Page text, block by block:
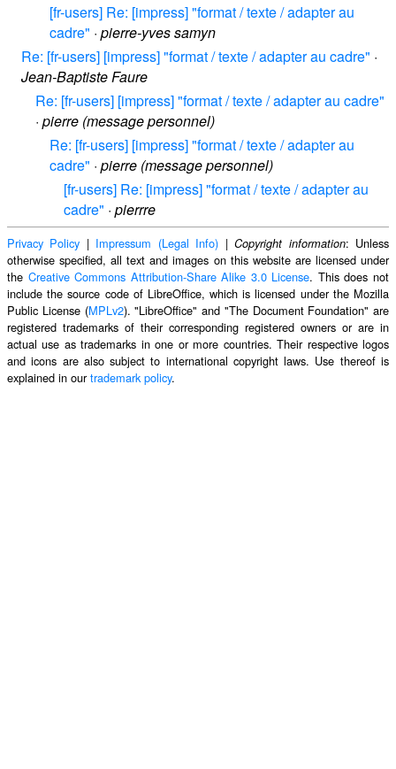
[fr-users] Re: [impress] "format / texte / adapter au
cadre" · pierre-yves samyn
Re: [fr-users] [impress] "format / texte / adapter au cadre" ·
Jean-Baptiste Faure
Re: [fr-users] [impress] "format / texte / adapter au cadre"
· pierre (message personnel)
Re: [fr-users] [impress] "format / texte / adapter au
cadre" · pierre (message personnel)
[fr-users] Re: [impress] "format / texte / adapter au
cadre" · pierrre
Privacy Policy | Impressum (Legal Info) |Copyright information: Unless
otherwise specified, all text and images on this website are licensed under
the Creative Commons Attribution-Share Alike 3.0 License. This does not
include the source code of LibreOffice, which is licensed under the Mozilla
Public License (MPLv2). "LibreOffice" and "The Document Foundation" are
registered trademarks of their corresponding registered owners or are in
actual use as trademarks in one or more countries. Their respective logos
and icons are also subject to international copyright laws. Use thereof is
explained in ourtrademark policy.